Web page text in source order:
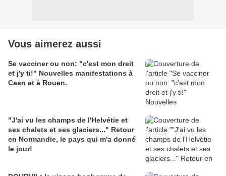
Vous aimerez aussi
Se vacciner ou non: "c'est mon dreit
et j'y ti!" Nouvelles manifestations à
Caen et à Rouen.
"J'ai vu les champs de l'Helvétie et
ses chalets et ses glaciers..." Retour
en Normandie, le pays qui m'a donné
le jour!